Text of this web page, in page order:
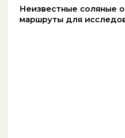
Неизвестные соляные
маршруты для